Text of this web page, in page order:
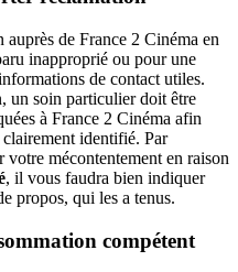
de France 2 Cinéma en
inapproprié ou pour une
de contact utiles.
un soin particulier doit être
à France 2 Cinéma afin
identifié. Par
mécontentement en raison
, il vous faudra bien indiquer
propos, qui les a tenus.
compétent